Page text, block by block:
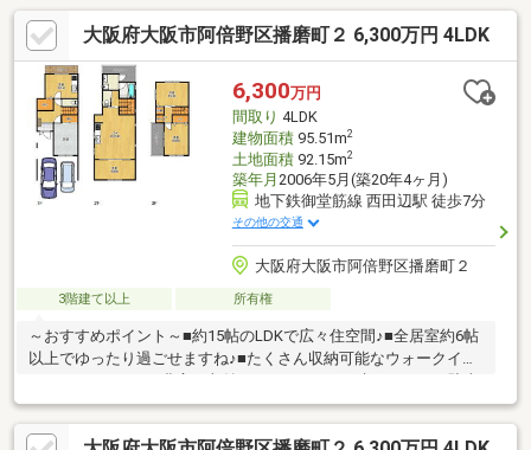
中学校：徒歩10分（800ｍ）・スーパーやコンビニ、ドラッグス
トアなど生活に便利な施設が周辺には充実しています♪〇コノミヤ
南田辺店：徒歩7分（530ｍ）〇ファミリーマート阪南町五丁目
店：徒歩3分 （180ｍ）〇ココカラファイン西田辺店：徒歩5分
（380ｍ）◇◆◇◆◇◆◇◆◇◆◇◆◇◆◇◆◇◆◇◆◇◆◇
大阪府大阪市阿倍野区播磨町２ 6,300万円 4LDK
6,300万円
間取り 4LDK
建物面積95.51m2
土地面積92.15m2
築年月 2006年5月(築20年4ヶ月)
地下鉄御堂筋線 西田辺駅 徒歩7分
その他の交通
大阪府大阪市阿倍野区播磨町２
3階建て以上 所有権
～おすすめポイント～■約15帖のLDKで広々住空間♪■全居室約6帖
以上でゆったり過ごせますね♪■たくさん収納可能なウォークイン
スペースあり♪■1階店舗スペースあり～周辺環境～・コンビニま
で徒歩約3分・スーパーまで徒歩約4分・病院まで徒歩約11分・銀